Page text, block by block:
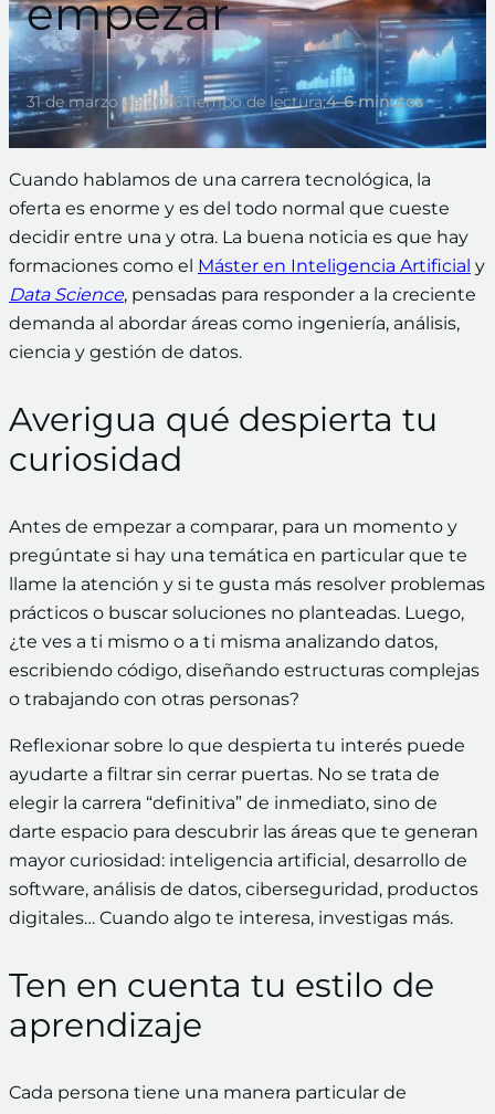
empezar
31 de marzo de 2026Tiempo de lectura:4–6 minutos
Cuando hablamos de una carrera tecnológica, la
oferta es enorme y es del todo normal que cueste
decidir entre una y otra. La buena noticia es que hay
formaciones como el Máster en Inteligencia Artificial y
Data Science, pensadas para responder a la creciente
demanda al abordar áreas como ingeniería, análisis,
ciencia y gestión de datos.
Averigua qué despierta tu
curiosidad
Antes de empezar a comparar, para un momento y
pregúntate si hay una temática en particular que te
llame la atención y si te gusta más resolver problemas
prácticos o buscar soluciones no planteadas. Luego,
¿te ves a ti mismo o a ti misma analizando datos,
escribiendo código, diseñando estructuras complejas
o trabajando con otras personas?
Reflexionar sobre lo que despierta tu interés puede
ayudarte a filtrar sin cerrar puertas. No se trata de
elegir la carrera “definitiva” de inmediato, sino de
darte espacio para descubrir las áreas que te generan
mayor curiosidad: inteligencia artificial, desarrollo de
software, análisis de datos, ciberseguridad, productos
digitales… Cuando algo te interesa, investigas más.
Ten en cuenta tu estilo de
aprendizaje
Cada persona tiene una manera particular de